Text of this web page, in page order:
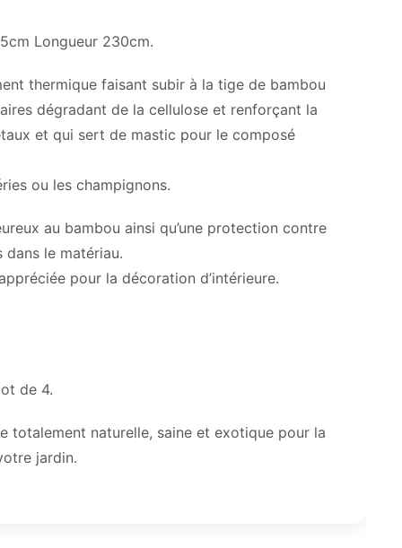
Longueur 230cm.
thermique faisant subir à la tige de bambou
dégradant de la cellulose et renforçant la
et qui sert de mastic pour le composé
ou les champignons.
au bambou ainsi qu’une protection contre
dans le matériau.
pour la décoration d’intérieure.
de 4.
totalement naturelle, saine et exotique pour la
jardin.